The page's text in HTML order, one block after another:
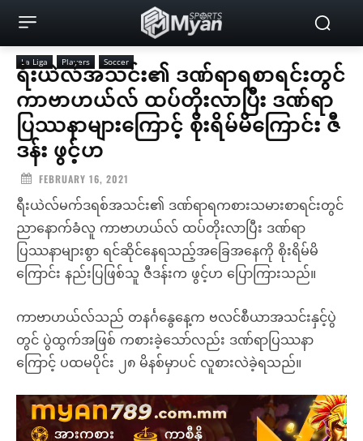
La Liga Players Soccer
ရီးယဲလ်အသင်း၏ ဒဏ်ရာရစာရင်းတွင်
ကာဗာဟယ်လ် ထပ်တိုးလာပြီး ဒဏ်ရာ
ပြဿနာများကြောင့် စိုးရိမ်မိကြောင်း ဇီ
ဒန်း ဖွင့်ဟ
FEBRUARY 16, 2021
ရီးယဲလ်မက်ဒရစ်အသင်း၏ ဒဏ်ရာရကစားသမားစာရင်းတွင်
ညာနောက်ခံလူ ကာဗာဟယ်လ် ထပ်တိုးလာပြီး ဒဏ်ရာ
ပြဿနာများစွာ ရင်ဆိုင်နေရသည့်အခြေအနေကို စိုးရိမ်မိ
ကြောင်း နည်းပြဖြစ်သူ ဇီဒန်းက ဖွင့်ဟ ပြောကြားသည်။
ကာဗာဟယ်လ်သည် တနင်္ဂနွေနေ့က ဗလင်စီယာအသင်းနှင့်ပွဲ
တွင် ပွဲထွက်အဖြစ် ကစားခဲ့သော်လည်း ဒဏ်ရာပြဿနာ
ကြောင့် ပထမပိုင်း ၂၈ မိနစ်မှာပင် လူစားလဲခဲ့ရသည်။